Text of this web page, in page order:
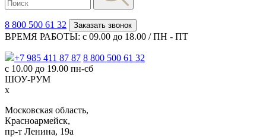
8 800 500 61 32 Заказать звонок
ВРЕМЯ РАБОТЫ: с 09.00 до 18.00 / ПН - ПТ
+7 985 411 87 87 8 800 500 61 32
с 10.00 до 19.00 пн-сб
ШОУ-РУМ
x
Московская область,
Красноармейск,
пр-т Ленина, 19а